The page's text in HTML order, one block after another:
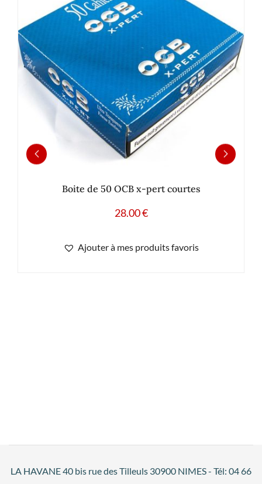
Boite de 50 OCB x-pert courtes
28.00€
Ajouter à mes produits favoris
LA HAVANE 40 bis rue des Tilleuls 30900 NIMES - Tél: 04 66